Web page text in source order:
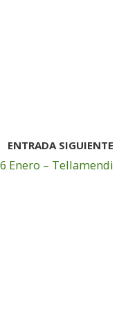
ENTRADA SIGUIENTE
Enero – Tellamendi